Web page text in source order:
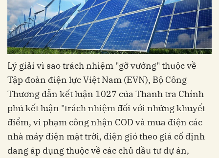
Lý giải vì sao trách nhiệm "gỡ vướng" thuộc về
Tập đoàn điện lực Việt Nam (EVN), Bộ Công
Thương dẫn kết luận 1027 của Thanh tra Chính
phủ kết luận "trách nhiệm đối với những khuyết
điểm, vi phạm công nhận COD và mua điện các
nhà máy điện mặt trời, điện gió theo giá cố định
đang áp dụng thuộc về các chủ đầu tư dự án,